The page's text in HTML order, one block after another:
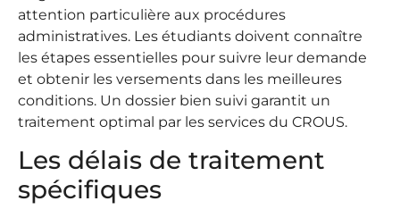
attention particulière aux procédures
administratives. Les étudiants doivent connaître
les étapes essentielles pour suivre leur demande
et obtenir les versements dans les meilleures
conditions. Un dossier bien suivi garantit un
traitement optimal par les services du CROUS.
Les délais de traitement
spécifiques